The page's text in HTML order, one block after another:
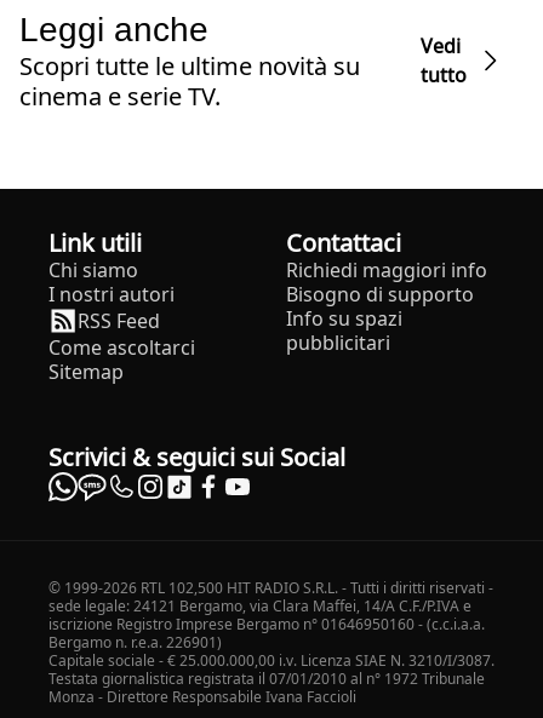
Leggi anche
Scopri tutte le ultime novità su
cinema e serie TV.
Vedi
tutto
Link utili
Chi siamo
I nostri autori
RSS Feed
Come ascoltarci
Sitemap
Contattaci
Richiedi maggiori info
Bisogno di supporto
Info su spazi
pubblicitari
Scrivici & seguici sui Social
© 1999-2026 RTL 102,500 HIT RADIO S.R.L. - Tutti i diritti riservati -
sede legale: 24121 Bergamo, via Clara Maffei, 14/A C.F./P.IVA e
iscrizione Registro Imprese Bergamo n° 01646950160 - (c.c.i.a.a.
Bergamo n. r.e.a. 226901)
Capitale sociale - € 25.000.000,00 i.v. Licenza SIAE N. 3210/I/3087.
Testata giornalistica registrata il 07/01/2010 al n° 1972 Tribunale
Monza - Direttore Responsabile Ivana Faccioli